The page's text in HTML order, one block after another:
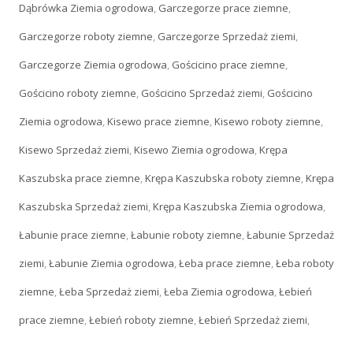
Dąbrówka Ziemia ogrodowa, Garczegorze prace ziemne,
Garczegorze roboty ziemne, Garczegorze Sprzedaż ziemi,
Garczegorze Ziemia ogrodowa, Gościcino prace ziemne,
Gościcino roboty ziemne, Gościcino Sprzedaż ziemi, Gościcino
Ziemia ogrodowa,Kisewo prace ziemne,Kisewo roboty ziemne,
Kisewo Sprzedaż ziemi,Kisewo Ziemia ogrodowa,Krępa
Kaszubska prace ziemne,Krępa Kaszubska roboty ziemne,Krępa
Kaszubska Sprzedaż ziemi,Krępa Kaszubska Ziemia ogrodowa,
Łabunie prace ziemne,Łabunie roboty ziemne,Łabunie Sprzedaż
ziemi,Łabunie Ziemia ogrodowa,Łeba prace ziemne,Łeba roboty
ziemne,Łeba Sprzedaż ziemi,Łeba Ziemia ogrodowa,Łebień
prace ziemne,Łebień roboty ziemne,Łebień Sprzedaż ziemi,